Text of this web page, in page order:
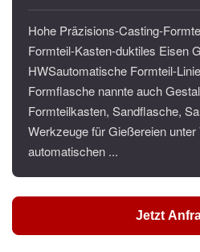
Hohe Präzisions-Casting-
Formteil-Kasten-duktiles Eisen
HWSautomatische Formteil-
Formflasche nannte auch
Formteilkasten, Sandflasche,
Werkzeuge für Gießereien unter
automatischen ...
Jetzt